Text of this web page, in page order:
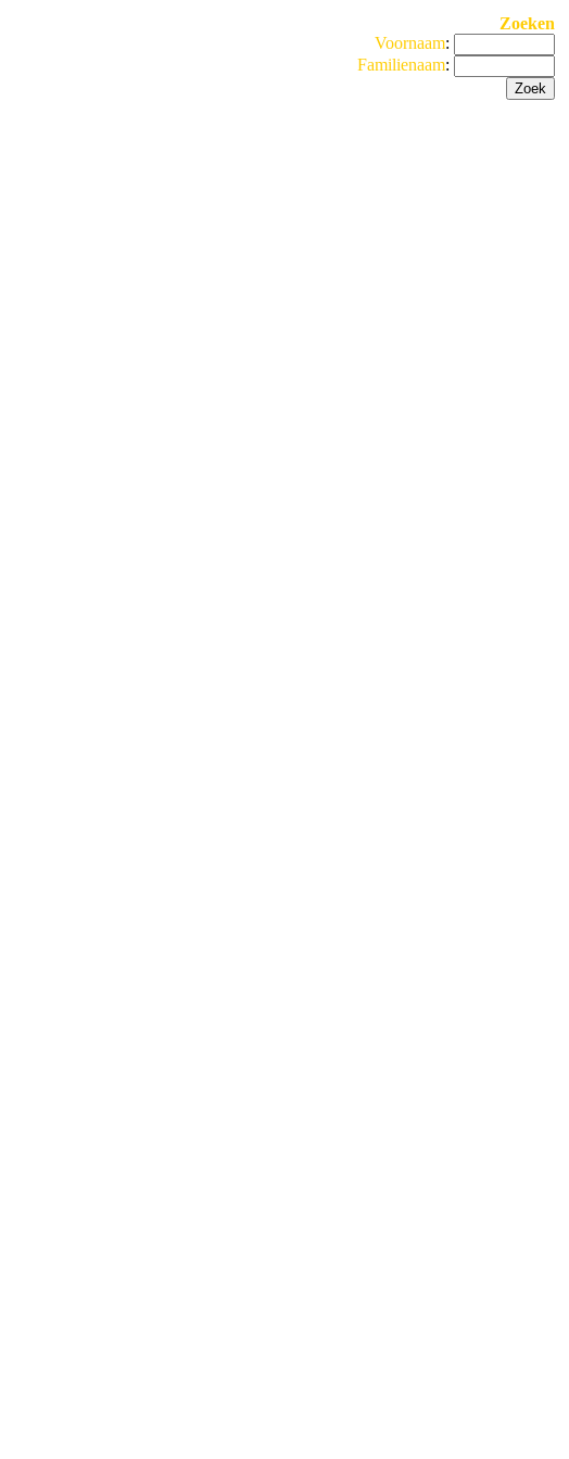
Zoeken
Voornaam:
Familienaam: